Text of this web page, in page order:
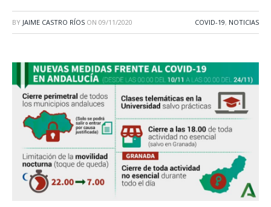
BY JAIME CASTRO RÍOS ON 09/11/2020 COVID-19, NOTICIAS